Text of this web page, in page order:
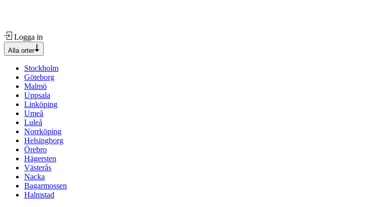
Logga in
Alla orter
Stockholm
Göteborg
Malmö
Uppsala
Linköping
Umeå
Luleå
Norrköping
Helsingborg
Örebro
Hägersten
Västerås
Nacka
Bagarmossen
Halmstad